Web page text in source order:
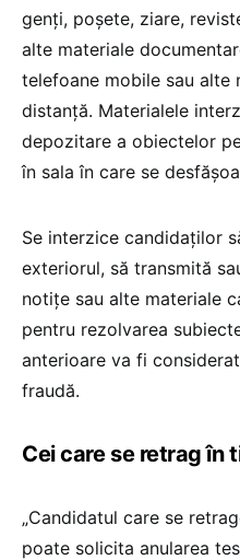
genți, poșete, ziare,
alte materiale
telefoane mobile sau alte
distanță. Materialele
depozitare a obiectelor
în sala în care se
Se interzice candidaților
exteriorul, să transmită
notițe sau alte materiale
pentru rezolvarea
anterioare va fi
fraudă.
Cei care se retrag în
„Candidatul care se
poate solicita anularea